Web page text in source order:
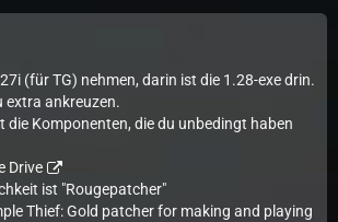
(für TG) nehmen, darin ist die 1.28-exe drin.
extra ankreuzen.
die Komponenten, die du unbedingt haben
Drive
ist "Rougepatcher"
Thief: Gold patcher for making and playing